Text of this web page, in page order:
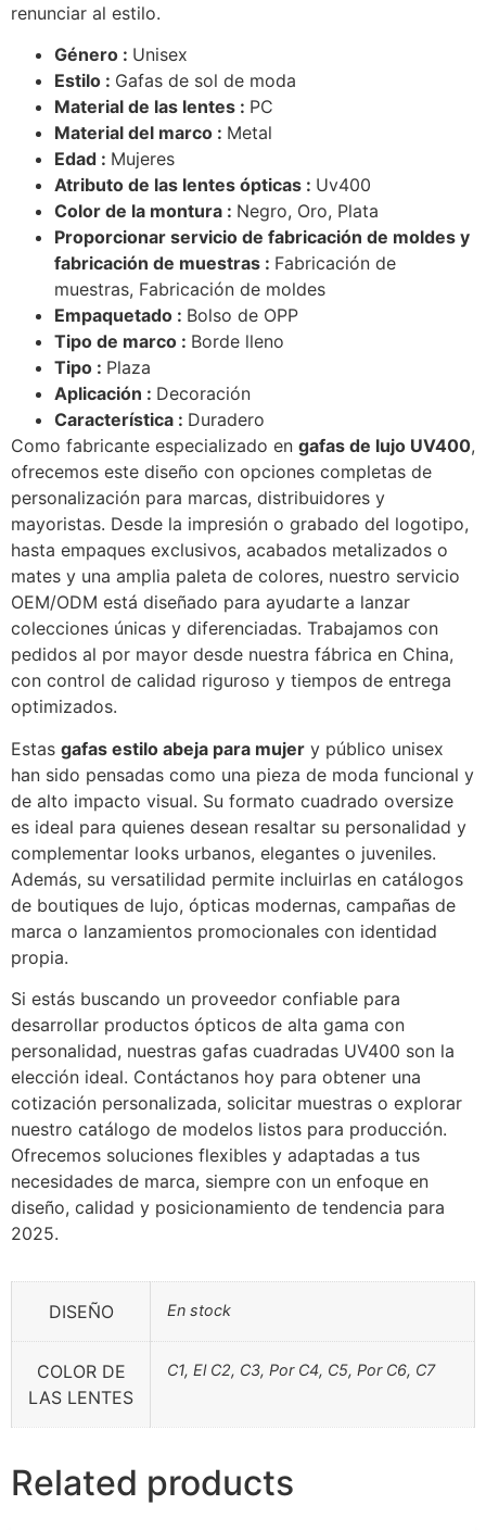
renunciar al estilo.
Género : Unisex
Estilo : Gafas de sol de moda
Material de las lentes : PC
Material del marco : Metal
Edad : Mujeres
Atributo de las lentes ópticas : Uv400
Color de la montura : Negro, Oro, Plata
Proporcionar servicio de fabricación de moldes y
fabricación de muestras : Fabricación de
muestras, Fabricación de moldes
Empaquetado : Bolso de OPP
Tipo de marco : Borde lleno
Tipo : Plaza
Aplicación : Decoración
Característica : Duradero
Como fabricante especializado en gafas de lujo UV400,
ofrecemos este diseño con opciones completas de
personalización para marcas, distribuidores y
mayoristas. Desde la impresión o grabado del logotipo,
hasta empaques exclusivos, acabados metalizados o
mates y una amplia paleta de colores, nuestro servicio
OEM/ODM está diseñado para ayudarte a lanzar
colecciones únicas y diferenciadas. Trabajamos con
pedidos al por mayor desde nuestra fábrica en China,
con control de calidad riguroso y tiempos de entrega
optimizados.
Estas gafas estilo abeja para mujer y público unisex
han sido pensadas como una pieza de moda funcional y
de alto impacto visual. Su formato cuadrado oversize
es ideal para quienes desean resaltar su personalidad y
complementar looks urbanos, elegantes o juveniles.
Además, su versatilidad permite incluirlas en catálogos
de boutiques de lujo, ópticas modernas, campañas de
marca o lanzamientos promocionales con identidad
propia.
Si estás buscando un proveedor confiable para
desarrollar productos ópticos de alta gama con
personalidad, nuestras gafas cuadradas UV400 son la
elección ideal. Contáctanos hoy para obtener una
cotización personalizada, solicitar muestras o explorar
nuestro catálogo de modelos listos para producción.
Ofrecemos soluciones flexibles y adaptadas a tus
necesidades de marca, siempre con un enfoque en
diseño, calidad y posicionamiento de tendencia para
2025.
DISEÑO En stock
COLOR DE
LAS LENTES
C1, El C2, C3, Por C4, C5, Por C6, C7
Related products